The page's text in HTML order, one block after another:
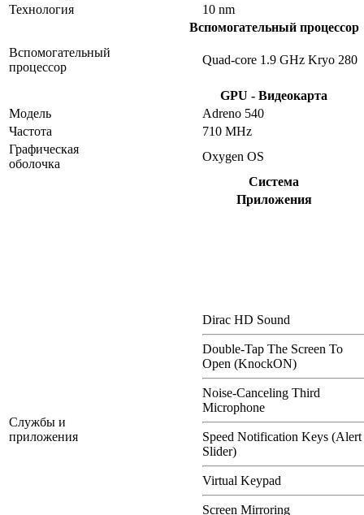
Технология
10 nm
Вспомогательный процессор
Вспомогательный
процессор
Quad-core 1.9 GHz Kryo 280
GPU - Видеокарта
Модель
Adreno 540
Частота
710 MHz
Графическая
оболочка
Oxygen OS
Система
Приложения
Службы и
приложения
Dirac HD Sound
Double-Tap The Screen To
Open (KnockON)
Noise-Canceling Third
Microphone
Speed Notification Keys (Alert
Slider)
Virtual Keypad
Screen Mirroring